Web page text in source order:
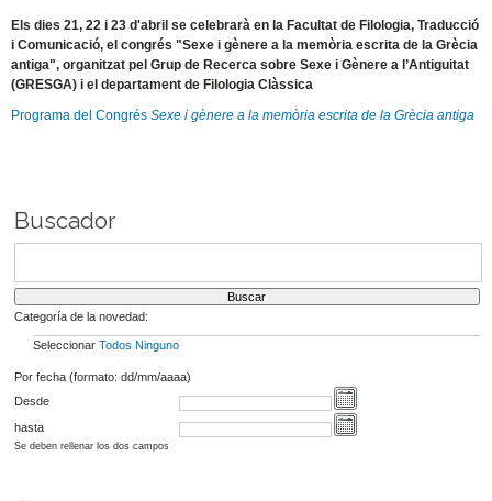
Els dies 21, 22 i 23 d'abril se celebrarà en la Facultat de Filologia, Traducció
i Comunicació, el congrés "Sexe i gènere a la memòria escrita de la Grècia
antiga", organitzat pel Grup de Recerca sobre Sexe i Gènere a l’Antiguitat
(GRESGA) i el departament de Filologia Clàssica
Programa del CongrésSexe i gènere a la memòria escrita de la Grècia antiga
Buscador
Categoría de la novedad:
Seleccionar Todos Ninguno
Por fecha (formato: dd/mm/aaaa)
Desde
hasta
Se deben rellenar los dos campos